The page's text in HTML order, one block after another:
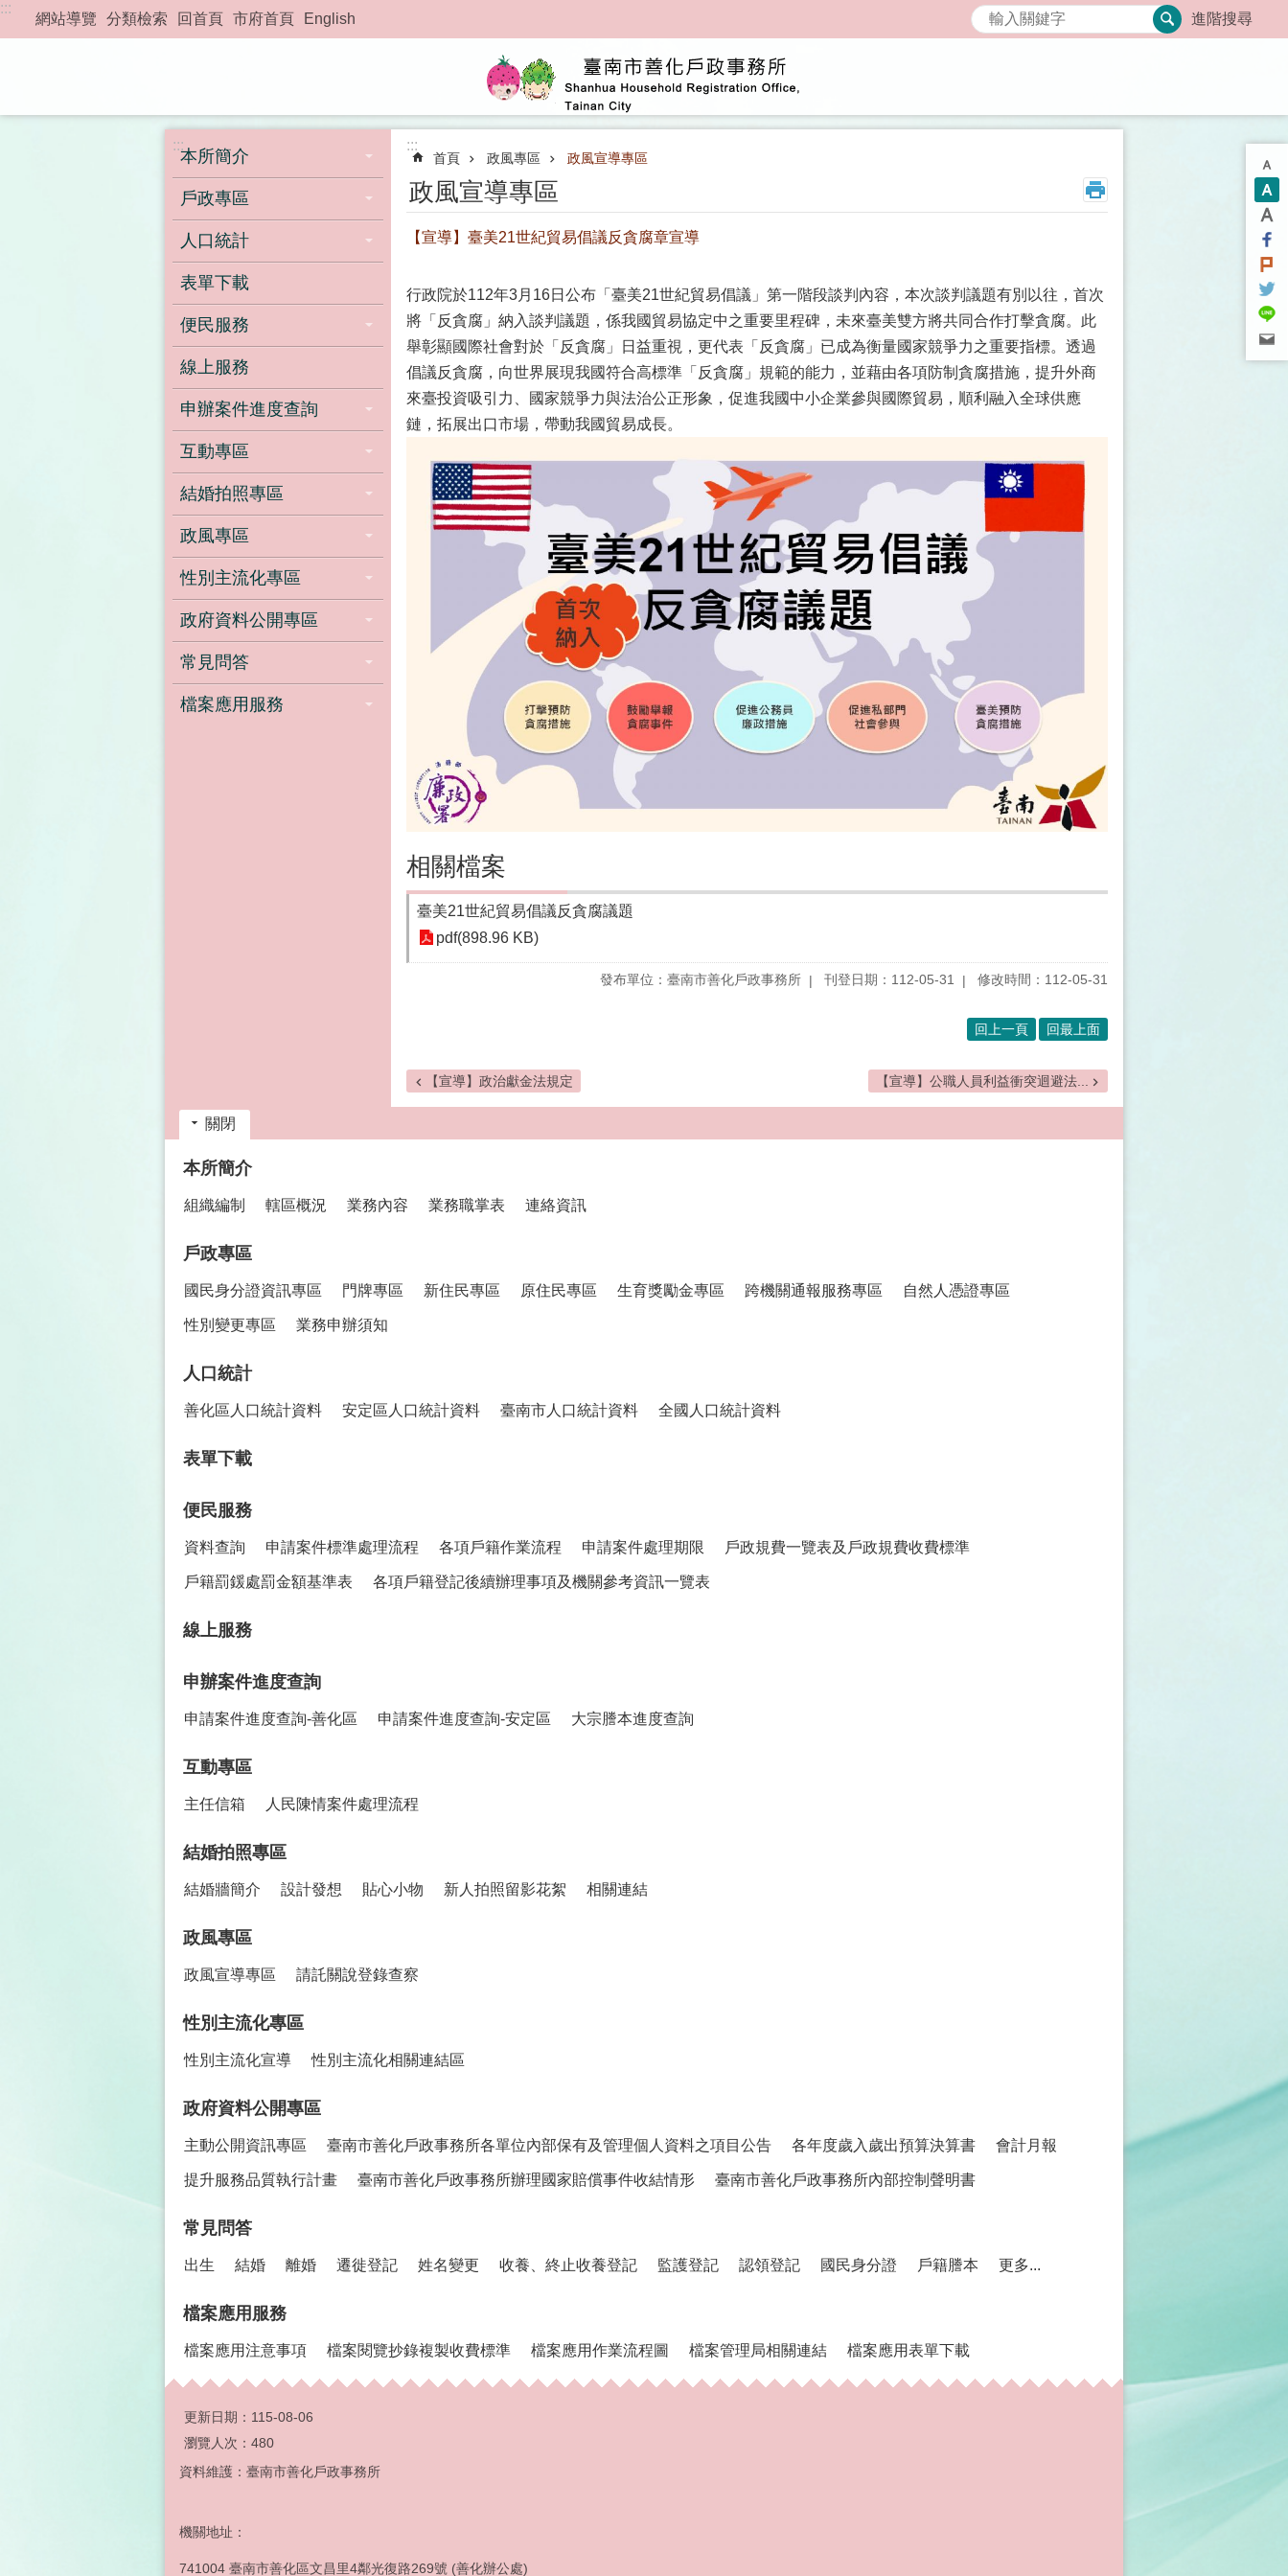
跳到主要內容區塊
:::
網站導覽 分類檢索 回首頁 市府首頁 English 搜尋 進階搜尋
:::
本所簡介
戶政專區
人口統計
表單下載
便民服務
線上服務
申辦案件進度查詢
互動專區
結婚拍照專區
政風專區
性別主流化專區
政府資料公開專區
常見問答
檔案應用服務
:::
首頁 政風專區 政風宣導專區
政風宣導專區
【宣導】臺美21世紀貿易倡議反貪腐章宣導
行政院於112年3月16日公布「臺美21世紀貿易倡議」第一階段談判內容，本次談判議題有別以往，首次
將「反貪腐」納入談判議題，係我國貿易協定中之重要里程碑，未來臺美雙方將共同合作打擊貪腐。此
舉彰顯國際社會對於「反貪腐」日益重視，更代表「反貪腐」已成為衡量國家競爭力之重要指標。透過
倡議反貪腐，向世界展現我國符合高標準「反貪腐」規範的能力，並藉由各項防制貪腐措施，提升外商
來臺投資吸引力、國家競爭力與法治公正形象，促進我國中小企業參與國際貿易，順利融入全球供應
鏈，拓展出口市場，帶動我國貿易成長。
相關檔案
臺美21世紀貿易倡議反貪腐議題
pdf(898.96 KB)
發布單位：臺南市善化戶政事務所 刊登日期：112-05-31 修改時間：112-05-31
回上一頁 回最上面
【宣導】政治獻金法規定 【宣導】公職人員利益衝突迴避法...
關閉
本所簡介
組織編制 轄區概況 業務內容 業務職掌表 連絡資訊
戶政專區
國民身分證資訊專區 門牌專區 新住民專區 原住民專區 生育獎勵金專區 跨機關通報服務專區 自然人憑證專區
性別變更專區 業務申辦須知
人口統計
善化區人口統計資料 安定區人口統計資料 臺南市人口統計資料 全國人口統計資料
表單下載
便民服務
資料查詢 申請案件標準處理流程 各項戶籍作業流程 申請案件處理期限 戶政規費一覽表及戶政規費收費標準
戶籍罰鍰處罰金額基準表 各項戶籍登記後續辦理事項及機關參考資訊一覽表
線上服務
申辦案件進度查詢
申請案件進度查詢-善化區 申請案件進度查詢-安定區 大宗謄本進度查詢
互動專區
主任信箱 人民陳情案件處理流程
結婚拍照專區
結婚牆簡介 設計發想 貼心小物 新人拍照留影花絮 相關連結
政風專區
政風宣導專區 請託關說登錄查察
性別主流化專區
性別主流化宣導 性別主流化相關連結區
政府資料公開專區
主動公開資訊專區 臺南市善化戶政事務所各單位內部保有及管理個人資料之項目公告 各年度歲入歲出預算決算書 會計月報
提升服務品質執行計畫 臺南市善化戶政事務所辦理國家賠償事件收結情形 臺南市善化戶政事務所內部控制聲明書
常見問答
出生 結婚 離婚 遷徙登記 姓名變更 收養、終止收養登記 監護登記 認領登記 國民身分證 戶籍謄本 更多...
檔案應用服務
檔案應用注意事項 檔案閱覽抄錄複製收費標準 檔案應用作業流程圖 檔案管理局相關連結 檔案應用表單下載
更新日期： 115-08-06
瀏覽人次： 480
資料維護：臺南市善化戶政事務所
機關地址：
741004 臺南市善化區文昌里4鄰光復路269號 (善化辦公處)